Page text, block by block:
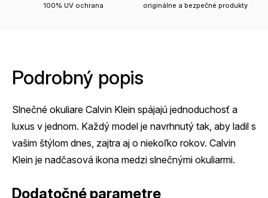
100% UV ochrana originálne a bezpečné produkty
Podrobný popis
Slnečné okuliare Calvin Klein spájajú jednoduchosť a
luxus v jednom. Každý model je navrhnutý tak, aby ladil s
vašim štýlom dnes, zajtra aj o niekoľko rokov. Calvin
Klein je nadčasová ikona medzi slnečnými okuliarmi.
Dodatočné parametre